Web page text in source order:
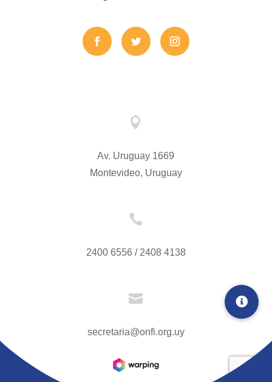

Av. Uruguay 1669
Montevideo, Uruguay

2400 6556 / 2408 4138

secretaria@onfi.org.uy